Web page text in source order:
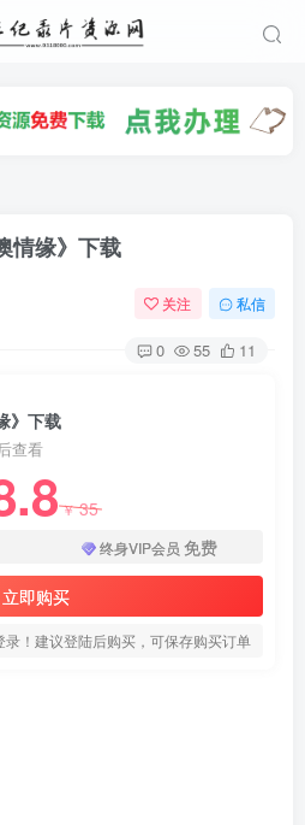
情缘》下载
关注 私信
0 55 11
》下载
查看
￥35
终身VIP会员 免费
立即购买
录！建议登陆后购买，可保存购买订单